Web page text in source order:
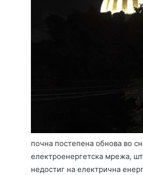
почна постепена обнова во
електроенергетска мрежа,
недостиг на електрична